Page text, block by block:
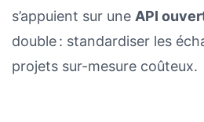
s’appuient sur une API
double : standardiser les
projets sur-mesure coûteux.